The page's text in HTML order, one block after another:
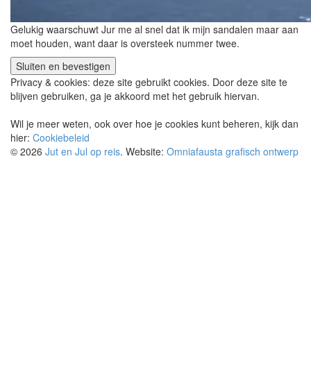
Gelukig waarschuwt Jur me al snel dat ik mijn sandalen maar aan
moet houden, want daar is oversteek nummer twee.
Privacy & cookies: deze site gebruikt cookies. Door deze site te
blijven gebruiken, ga je akkoord met het gebruik hiervan.
Wil je meer weten, ook over hoe je cookies kunt beheren, kijk dan
hier: Cookiebeleid
© 2026 Jut en Jul op reis. Website: Omniafausta grafisch ontwerp